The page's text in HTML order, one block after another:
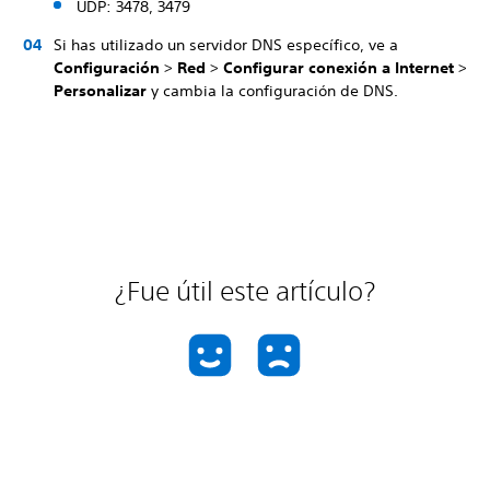
UDP: 3478, 3479
Si has utilizado un servidor DNS específico, ve a
Configuración > Red > Configurar conexión a Internet >
Personalizar y cambia la configuración de DNS.
¿Fue útil este artículo?